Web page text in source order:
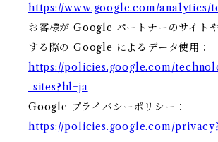
https://www.google.com/analytics/
お客様が Google パートナーのサイト
する際の Google によるデータ使用：
https://policies.google.com/
-sites?hl=ja
Google プライバシーポリシー：
https://policies.google.com/